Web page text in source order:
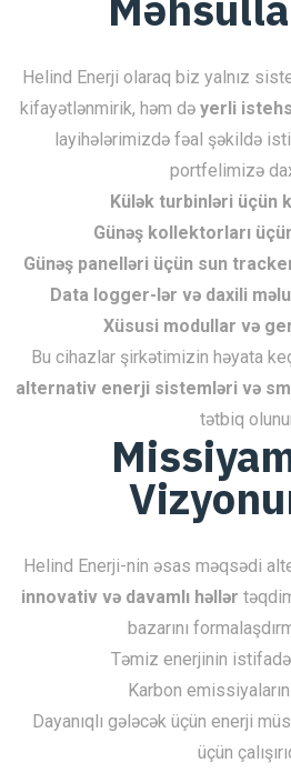
Helind Enerji olaraq biz yalnız
kifayətlənmirik, həm də yerli
layihələrimizdə fəal şəkildə
portfelimizə
Külək turbinləri üçün
Günəş kollektorları
Günəş panelləri üçün sun
Data logger-lər və daxili
Xüsusi modullar və
Bu cihazlar şirkətimizin həyata
alternativ enerji sistemləri və
tətbiq
Helind Enerji-nin əsas məqsədi
innovativ və davamlı həllər
bazarını
Təmiz enerjinin
Karbon
Dayanıqlı gələcək üçün enerji
üçün